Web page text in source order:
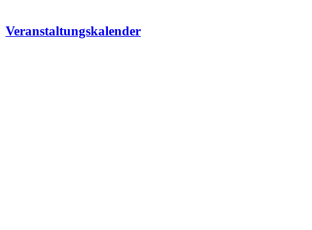
Veranstaltungskalender